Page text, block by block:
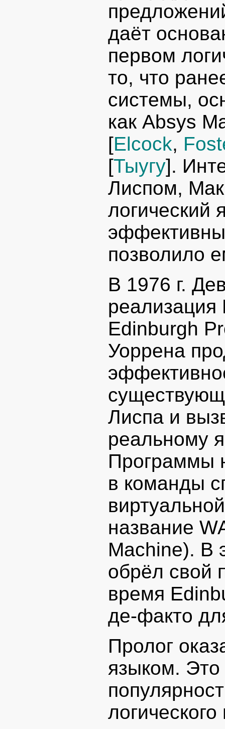
даёт
первом
то, что
системы,
как Absys
[Elcock,
[Тыугу].
Лиспом,
логический
позволило
В 1976 г.
реализация
Edinburgh
Уоррена
Лиспа и
реальному
Программы
в команды
название
Machine). В
обрёл свой
время
де-факто
Пролог
языком. Это